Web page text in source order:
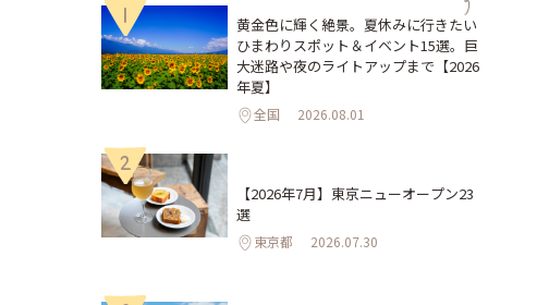
1
黄金色に輝く絶景。夏休みに行きたい
ひまわりスポット＆イベント15選。巨
大迷路や夜のライトアップまで【2026
年夏】
全国 2026.08.01
2
【2026年7月】東京ニューオープン23
選
東京都 2026.07.30